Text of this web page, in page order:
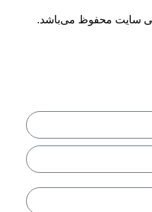
سایت محفوظ می‌باشد.